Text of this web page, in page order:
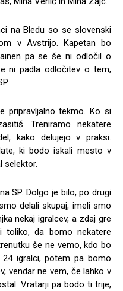
na Bledu so se slovenski
v Avstrijo. Kapetan bo
pa se še ni odločil o
ni padla odločitev o tem,
pripravljalno tekmo. Ko si
Treniramo nekatere
kako delujejo v praksi.
ki bodo iskali mesto v
selektor.
SP. Dolgo je bilo, po drugi
delali skupaj, imeli smo
nekaj igralcev, a zdaj gre
toliko, da bomo nekatere
še ne vemo, kdo bo
igralci, potem pa bomo
vendar ne vem, če lahko v
Vratarji pa bodo ti trije,